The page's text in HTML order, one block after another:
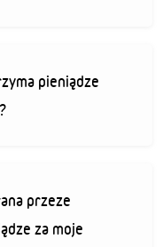
pieniądze
przeze
za moje